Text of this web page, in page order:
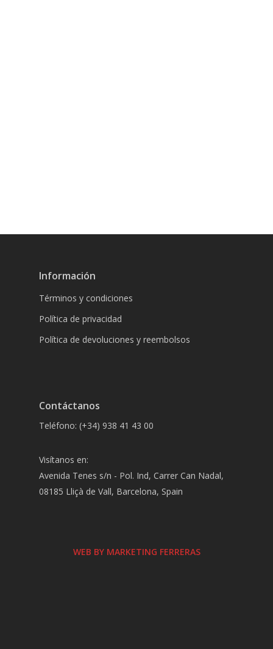
Información
Términos y condiciones
Política de privacidad
Política de devoluciones y reembolsos
Contáctanos
Teléfono: (+34) 938 41 43 00
Visítanos en:
Avenida Tenes s/n - Pol. Ind, Carrer Can Nadal,
08185 Lliçà de Vall, Barcelona, Spain
WEB BY MARKETING FERRERAS